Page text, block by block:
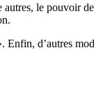
le pouvoir
Enfin, d’autres